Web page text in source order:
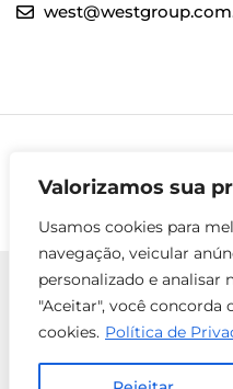
Valorizamos sua
Usamos cookies para
navegação, veicular
personalizado e analisar
"Aceitar", você concorda
cookies. Política de
ENTRE EM
© 2025 Todos os